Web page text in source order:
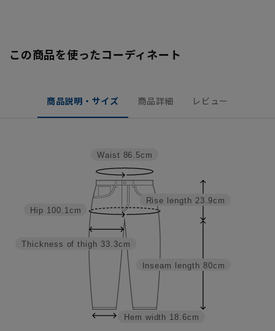
この商品を使ったコーディネート
商品説明・サイズ 商品詳細 レビュー
Inseam length 80cm
Rise length 23.9cm
Hem width 18.6cm
Thickness of thigh 33.3cm
Hip 100.1cm
Waist 86.5cm